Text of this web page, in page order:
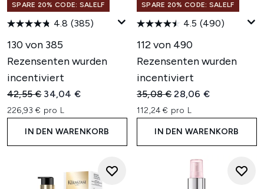
SPARE 20% CODE: SALELF
4.8 (385)
130 von 385
Rezensenten wurden
incentiviert
Unverbindliche Preisempfehlung:
42,55 € Aktueller Preis:
34,04 €
226,93 € pro L
IN DEN WARENKORB
SPARE 20% CODE: SALELF
4.5 (490)
112 von 490
Rezensenten wurden
incentiviert
Unverbindliche
35,08 €Aktueller Preis:
28,06 €
112,24 € pro L
IN DEN WARENKORB